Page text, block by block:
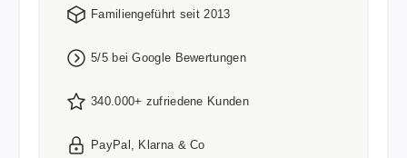
Familiengeführt seit 2013
5/5 bei Google Bewertungen
340.000+ zufriedene Kunden
PayPal, Klarna & Co